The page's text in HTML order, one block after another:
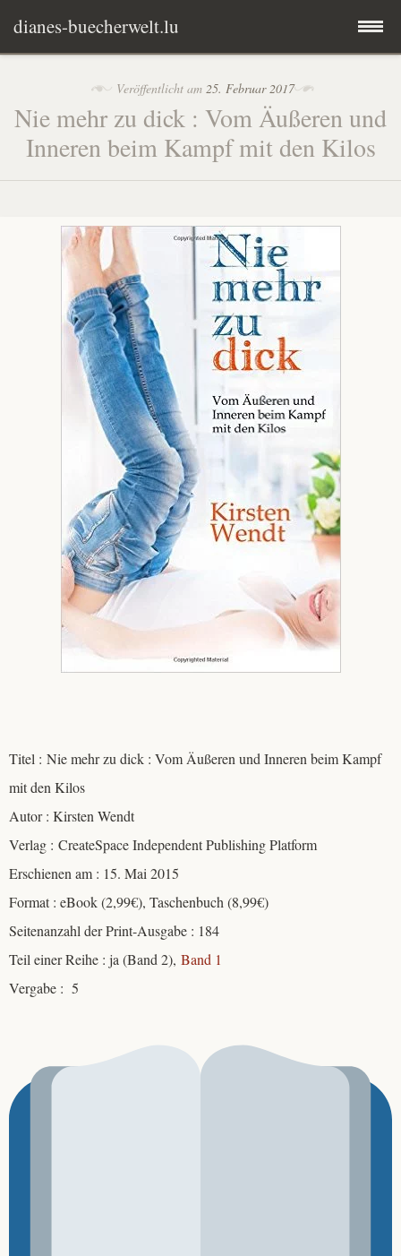
dianes-buecherwelt.lu
springen
Herzlich Willkommen
Rezensionen
Mary E. Garner
Lars Kepler
Michael Barth
Pia Hepke
Peter Wohlleben
Kontakt
Impressum
Veröffentlicht am 25. Februar 2017
Nie mehr zu dick : Vom Äußeren und
Inneren beim Kampf mit den Kilos
Titel : Nie mehr zu dick : Vom Äußeren und Inneren beim Kampf
mit den Kilos
Autor : Kirsten Wendt
Verlag : CreateSpace Independent Publishing Platform
Erschienen am : 15. Mai 2015
Format : eBook (2,99€), Taschenbuch (8,99€)
Seitenanzahl der Print-Ausgabe : 184
Teil einer Reihe : ja (Band 2), Band 1
Vergabe : 5